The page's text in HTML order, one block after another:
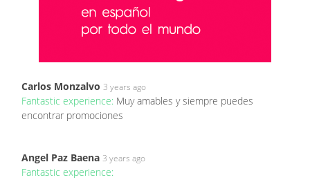
Carlos Monzalvo 3 years ago
Fantastic experience: Muy amables y siempre puedes
encontrar promociones
Angel Paz Baena 3 years ago
Fantastic experience: